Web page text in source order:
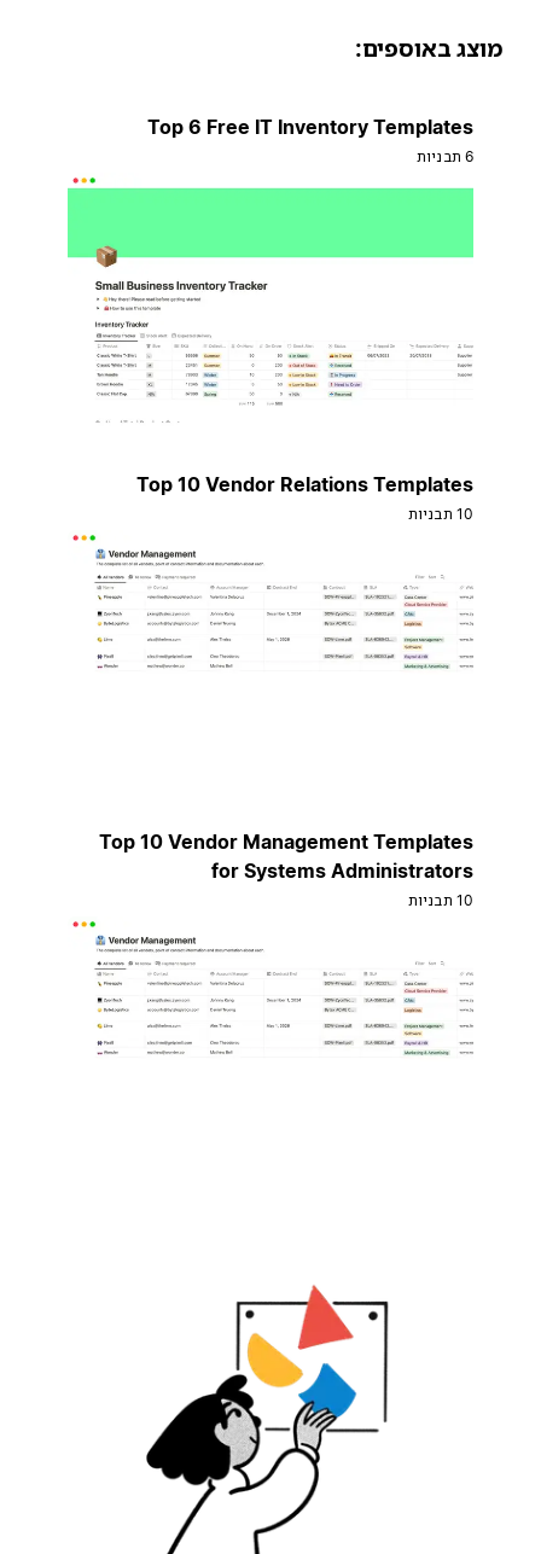
באוספים:
Top 6 Free IT Inventory Templates
Top 10 Vendor Relations Templates
Top 10 Vendor Management Templates
for Systems Administrators